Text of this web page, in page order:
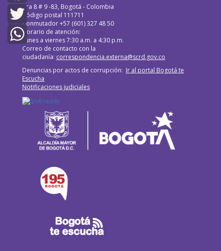
Facebook
Twitter
WhatsApp
Cra 8 # 9 -83, Bogotá - Colombia
Código postal 111711
Conmutador +57 (601) 327 48 50
Horario de atención:
Lunes a viernes 7:30 a.m. a 4:30 p.m.
Correo de contacto con la
ciudadanía: correspondencia.externa@scrd.gov.co
Denuncias por actos de corrupción: Ir al portal Bogotá te
Escucha
Notificaciones judiciales